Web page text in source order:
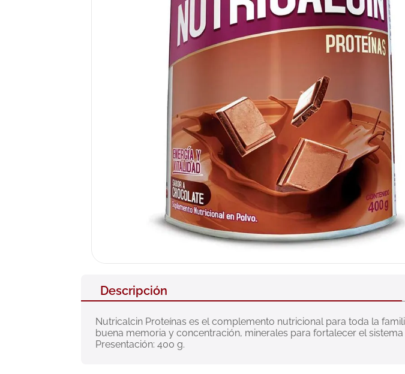
Descripción
Nutricalcin Proteínas es el complemento nutricional para toda la
buena memoria y concentración, minerales para fortalecer el
Presentación: 400 g.
. roche posay